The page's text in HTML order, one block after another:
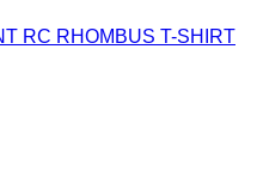
RC RHOMBUS T-SHIRT